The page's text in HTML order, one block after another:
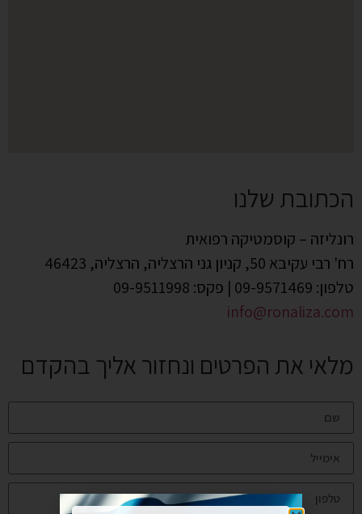
הכתובת שלנו
רונליזה – קוסמטיקה רפואית
רח' רבי עקיבא 50, קניון גני הרצליה, הרצליה, 46423
טלפון: 09-9571469 | פקס: 09-9511998
info@ronaliza.com
מלאי את הפרטים ונחזור אליך בהקדם